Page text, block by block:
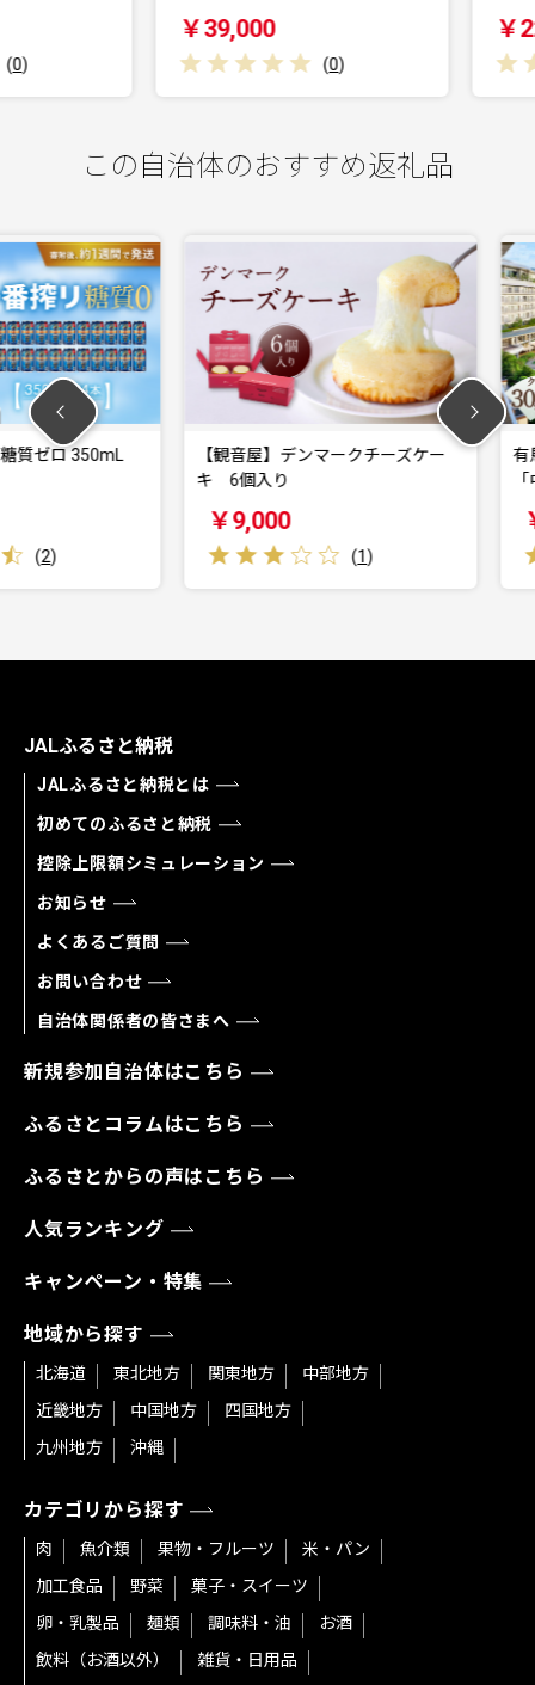
￥39,000
(0)
￥
この自治体のおすすめ返礼品
350mL
【観音屋】デンマークチーズケー
キ 6個入り
￥9,000
(1)
有馬温泉
「中の坊
￥
JALふるさと納税
JALふるさと納税とは
初めてのふるさと納税
控除上限額シミュレーション
お知らせ
よくあるご質問
お問い合わせ
自治体関係者の皆さまへ
新規参加自治体はこちら
ふるさとコラムはこちら
ふるさとからの声はこちら
人気ランキング
キャンペーン・特集
地域から探す
北海道 東北地方 関東地方
中部地方
近畿地方
中国地方
四国地方
九州地方
沖縄
カテゴリから探す
肉 魚介類 果物・フルーツ
米・パン
加工食品
野菜
菓子・スイーツ
卵・乳製品
麺類 調味料・油
お酒
飲料（お酒以外）
雑貨・日用品